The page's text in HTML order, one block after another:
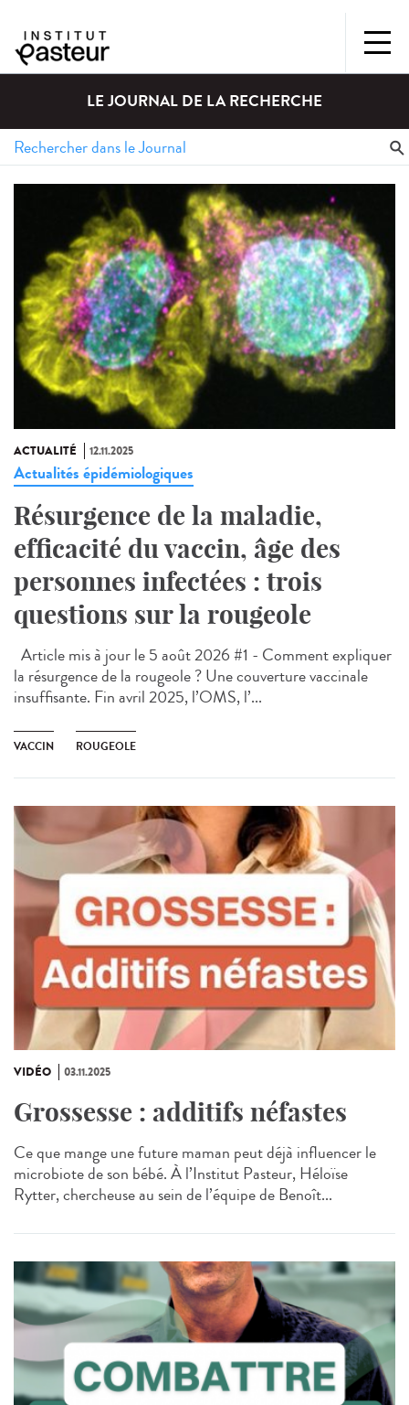
LE JOURNAL DE LA RECHERCHE
ACTUALITÉ 12.11.2025
Actualités épidémiologiques
Résurgence de la maladie,
efficacité du vaccin, âge des
personnes infectées : trois
questions sur la rougeole
Article mis à jour le 5 août 2026 #1 - Comment expliquer
la résurgence de la rougeole ? Une couverture vaccinale
insuffisante. Fin avril 2025, l’OMS, l’...
VACCIN ROUGEOLE
VIDÉO 03.11.2025
Grossesse : additifs néfastes
Ce que mange une future maman peut déjà influencer le
microbiote de son bébé. À l’Institut Pasteur, Héloïse
Rytter, chercheuse au sein de l’équipe de Benoît...